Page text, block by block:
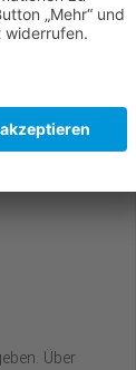
Was wir
Über